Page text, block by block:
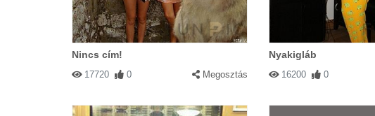
Nincs cím!
17720 0 Megosztás
Nyakigláb
16200 0